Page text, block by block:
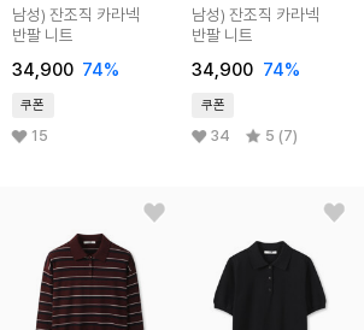
남성) 잔조직 카라넥
반팔 니트
34,900 74%
쿠폰
15
남성) 잔조직 카라넥
반팔 니트
34,900 74%
쿠폰
34 5 (7)